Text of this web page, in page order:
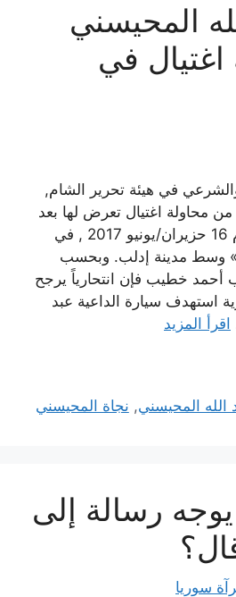
المحيسني
في
في هيئة تحرير الشام,
محاولة اغتيال تعرض لها بعد
أداء صلاة الجمعة اليوم 16 حزيران/يونيو 2017 , في
وسط مدينة إدلب. وبحسب
أحمد خطيب فإن انتحارياً يرجح
استهدف سيارة الداعية عبد
اقرأ المزيد
الله المحيسني, نجاة المحيسني
رسالة إلى
سوريا